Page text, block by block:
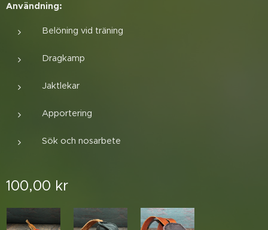
Användning:
Belöning vid träning
Dragkamp
Jaktlekar
Apportering
Sök och nosarbete
100,00 kr